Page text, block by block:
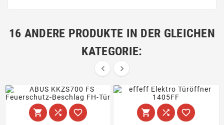
16 ANDERE PRODUKTE IN DER GLEICHEN
KATEGORIE:
 
     